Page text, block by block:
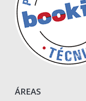
ÁREAS